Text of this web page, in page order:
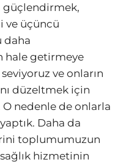
güçlendirmek,
ve üçüncü
daha
hale getirmeye
ve onların
düzeltmek için
nedenle de onlarla
Daha da
toplumumuzun
hizmetinin